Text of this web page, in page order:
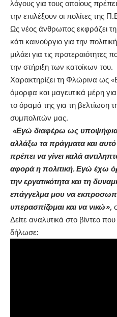
λόγους για τους οποίους
την επιλέξουν οι πολίτες της
Ως νέος άνθρωπος εκφράζει
κάτι καινούργιο για την
μιλάει για τις προτεραιότητες
την στήριξη των κατοίκων του.
Χαρακτηρίζει τη Φλώρινα ως
όμορφα και μαγευτικά μέρη
το όραμά της για τη βελτίωση
συμπολιτών μας.
«Εγώ διαφέρω ως υποψήφια
αλλάξω τα πράγματα και αυτό
πρέπει να γίνει καλά
αφορά η πολιτική. Εγώ έχω
την εργατικότητα και τη
επάγγελμα μου να
υπερασπίζομαι και να νικώ»,
Δείτε αναλυτικά στο βίντεο
δήλωσε: